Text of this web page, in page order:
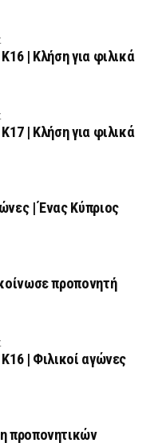
| Κλήση για φιλικά
| Κλήση για φιλικά
| Ένας Κύπριος
προπονητή
| Φιλικοί αγώνες
προπονητικών